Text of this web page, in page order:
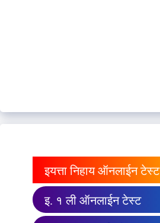
इयत्ता निहाय ऑनलाईन टेस्ट
इ. १ ली ऑनलाईन टेस्ट